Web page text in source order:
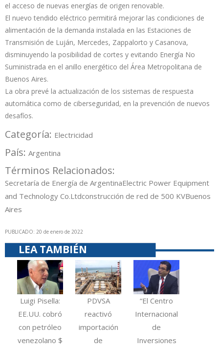
el acceso de nuevas energías de origen renovable.
El nuevo tendido eléctrico permitirá mejorar las condiciones de
alimentación de la demanda instalada en las Estaciones de
Transmisión de Luján, Mercedes, Zappalorto y Casanova,
disminuyendo la posibilidad de cortes y evitando Energía No
Suministrada en el anillo energético del Área Metropolitana de
Buenos Aires.
La obra prevé la actualización de los sistemas de respuesta
automática como de ciberseguridad, en la prevención de nuevos
desafíos.
Categoría: Electricidad
País: Argentina
Términos Relacionados:
Secretaría de Energía de ArgentinaElectric Power Equipment
and Technology Co.Ltdconstrucción de red de 500 KVBuenos
Aires
PUBLICADO: 20 de enero de 2022
LEA TAMBIÉN
Luigi Pisella:
EE.UU. cobró
con petróleo
venezolano $
PDVSA
reactivó
importación
de
“El Centro
Internacional
de
Inversiones